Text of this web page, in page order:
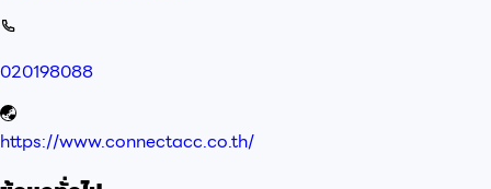
020198088
https://www.connectacc.co.th/